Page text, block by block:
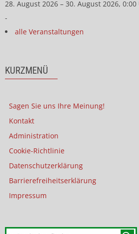
28. August 2026 – 30. August 2026, 0:00
-
alle Veranstaltungen
KURZMENÜ
Sagen Sie uns Ihre Meinung!
Kontakt
Administration
Cookie-Richtlinie
Datenschutzerklärung
Barrierefreiheitserklärung
Impressum